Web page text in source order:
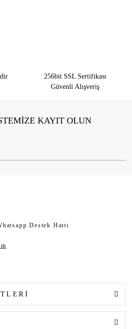
256bit SSL Sertifikası
Güvenli Alışveriş
KAYIT OLUN
Destek Hattı